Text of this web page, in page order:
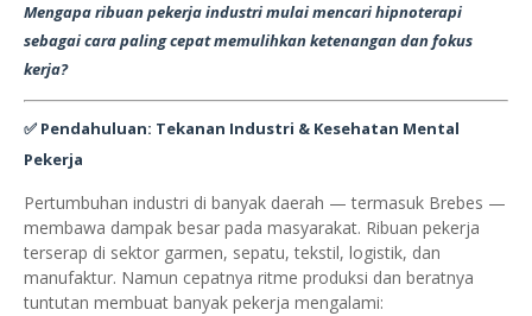
Mengapa ribuan pekerja industri mulai mencari hipnoterapi
sebagai cara paling cepat memulihkan ketenangan dan fokus
kerja?
✅ Pendahuluan: Tekanan Industri & Kesehatan Mental
Pekerja
Pertumbuhan industri di banyak daerah — termasuk Brebes —
membawa dampak besar pada masyarakat. Ribuan pekerja
terserap di sektor garmen, sepatu, tekstil, logistik, dan
manufaktur. Namun cepatnya ritme produksi dan beratnya
tuntutan membuat banyak pekerja mengalami: